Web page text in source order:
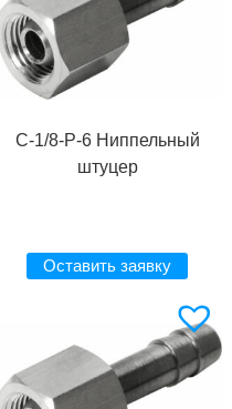
C-1/8-P-6 Ниппельный
штуцер
Оставить заявку